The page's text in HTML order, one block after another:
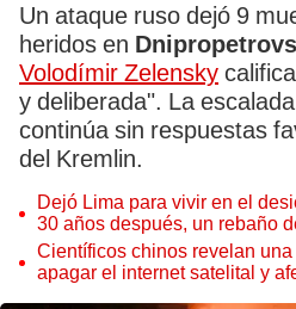
Un ataque ruso dejó 9
heridos en
Volodímir Zelensky
y deliberada". La
continúa sin respuestas
del Kremlin.
Dejó Lima para vivir en el
30 años después, un rebaño
sorprendente ecosistema
Científicos chinos revelan
apagar el internet satelital y